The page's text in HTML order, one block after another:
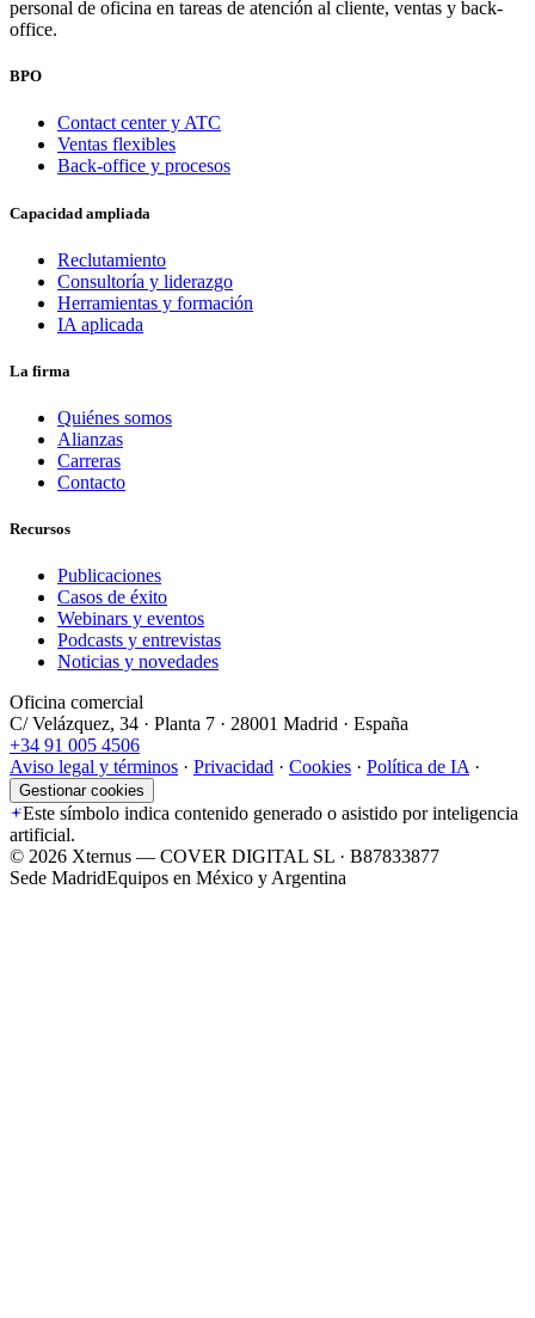
personal de oficina en tareas de atención al cliente, ventas y back-
office.
BPO
Contact center y ATC
Ventas flexibles
Back-office y procesos
Capacidad ampliada
Reclutamiento
Consultoría y liderazgo
Herramientas y formación
IA aplicada
La firma
Quiénes somos
Alianzas
Carreras
Contacto
Recursos
Publicaciones
Casos de éxito
Webinars y eventos
Podcasts y entrevistas
Noticias y novedades
Oficina comercial
C/ Velázquez, 34 · Planta 7 · 28001 Madrid · España
+34 91 005 4506
Aviso legal y términos · Privacidad · Cookies · Política de IA·
Gestionar cookies
Este símbolo indica contenido generado o asistido por inteligencia
artificial.
© 2026 Xternus — COVER DIGITAL SL · B87833877
Sede MadridEquipos en México y Argentina